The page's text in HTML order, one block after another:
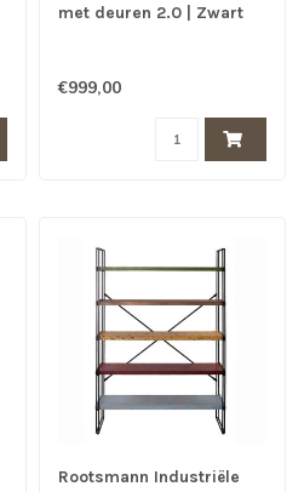
met deuren 2.0 | Zwart
€999,00
Rootsmann Industriële